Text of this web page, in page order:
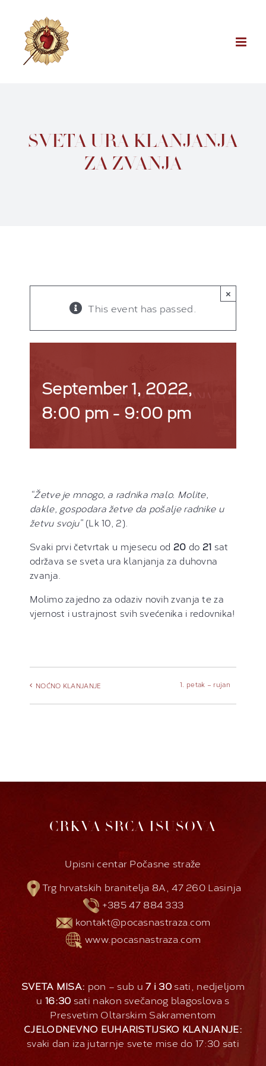
content
SVETA URA KLANJANJA
ZA ZVANJA
×
This event has passed.
SVETA URA KLANJANJA
ZA ZVANJA
September 1, 2022,
8:00 pm- 9:00 pm
“Žetve je mnogo, a radnika malo. Molite,
dakle, gospodara žetve da pošalje radnike u
žetvu svoju” (Lk 10, 2).
Svaki prvi četvrtak u mjesecu od 20 do 21 sat
održava se sveta ura klanjanja za duhovna
zvanja.
Molimo zajedno za odaziv novih zvanja te za
vjernost i ustrajnost svih svećenika i redovnika!
NOĆNO KLANJANJE 1. petak – rujan
CRKVA SRCA ISUSOVA
Upisni centar Počasne straže
Trg hrvatskih branitelja 8A, 47 260 Lasinja
+385 47 884 333
kontakt@pocasnastraza.com
www.pocasnastraza.com
SVETA MISA: pon – sub u7 i 30sati, nedjeljom
u16:30 sati nakon svečanog blagoslova s
Presvetim Oltarskim Sakramentom
CJELODNEVNO EUHARISTIJSKO KLANJANJE:
svaki dan iza jutarnje svete mise do 17:30 sati